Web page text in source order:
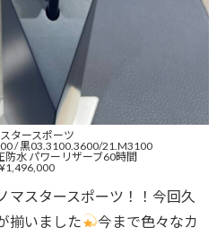
タースポーツ
/ 黒03.3100.3600/21.M3100
水 パワーリザーブ60時間
マスタースポーツ！！今回久
揃いました
今まで色々なカ